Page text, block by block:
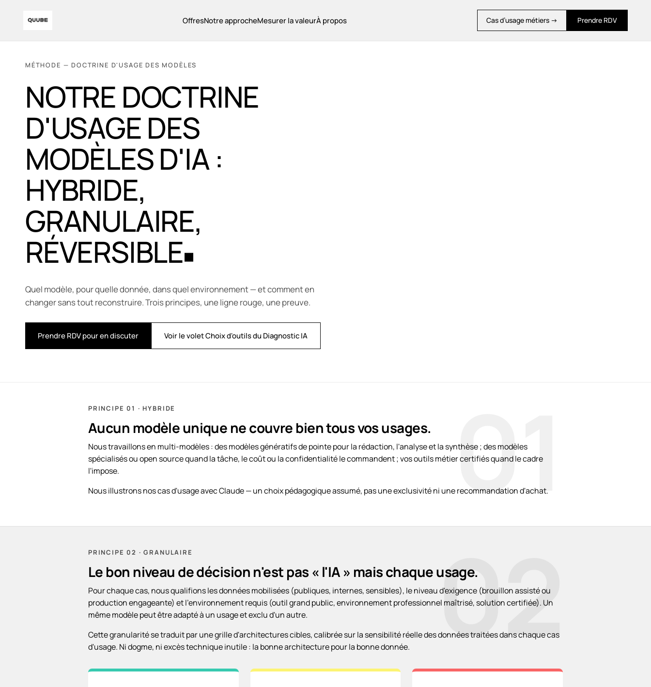
OffresNotre approcheMesurer la valeurÀ propos Cas d’usage métiers → Prendre RDV
MÉTHODE — DOCTRINE D'USAGE DES MODÈLES
NOTRE DOCTRINE
D'USAGE DES
MODÈLES D'IA :
HYBRIDE,
GRANULAIRE,
RÉVERSIBLE
Quel modèle, pour quelle donnée, dans quel environnement — et comment en
changer sans tout reconstruire. Trois principes, une ligne rouge, une preuve.
Prendre RDV pour en discuter Voir le volet Choix d'outils du Diagnostic IA
01
PRINCIPE 01 · HYBRIDE
Aucun modèle unique ne couvre bien tous vos usages.
Nous travaillons en multi-modèles : des modèles génératifs de pointe pour la rédaction, l'analyse et la synthèse ; des modèles
spécialisés ou open source quand la tâche, le coût ou la confidentialité le commandent ; vos outils métier certifiés quand le cadre
l'impose.
Nous illustrons nos cas d'usage avec Claude — un choix pédagogique assumé, pas une exclusivité ni une recommandation d'achat.
02
PRINCIPE 02 · GRANULAIRE
Le bon niveau de décision n'est pas « l'IA » mais chaque usage.
Pour chaque cas, nous qualifions les données mobilisées (publiques, internes, sensibles), le niveau d'exigence (brouillon assisté ou
production engageante) et l'environnement requis (outil grand public, environnement professionnel maîtrisé, solution certifiée). Un
même modèle peut être adapté à un usage et exclu d'un autre.
Cette granularité se traduit par une grille d'architectures cibles, calibrée sur la sensibilité réelle des données traitées dans chaque cas
d'usage. Ni dogme, ni excès technique inutile : la bonne architecture pour la bonne donnée.